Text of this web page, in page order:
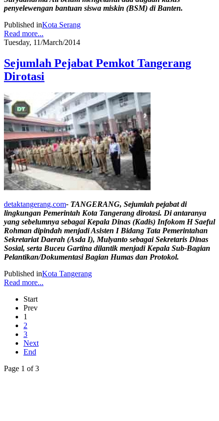
penyelewengan bantuan siswa miskin (BSM) di Banten.
Published inKota Serang
Read more...
Tuesday, 11/March/2014
Sejumlah Pejabat Pemkot Tangerang
Dirotasi
detaktangerang.com- TANGERANG, Sejumlah pejabat di
lingkungan Pemerintah Kota Tangerang dirotasi. Di antaranya
yang sebelumnya sebagai Kepala Dinas (Kadis) Infokom H Saeful
Rohman dipindah menjadi Asisten I Bidang Tata Pemerintahan
Sekretariat Daerah (Asda I), Mulyanto sebagai Sekretaris Dinas
Sosial, serta Buceu Gartina dilantik menjadi Kepala Sub-Bagian
Pelantikan/Dokumentasi Bagian Humas dan Protokol.
Published inKota Tangerang
Read more...
Start
Prev
1
2
3
Next
End
Page 1 of 3